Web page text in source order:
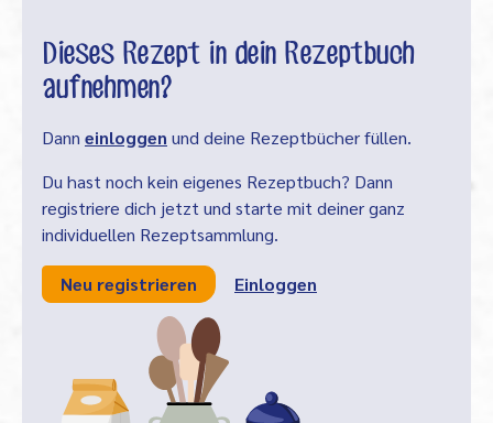
Dieses Rezept in dein Rezeptbuch
aufnehmen?
Dann einloggen und deine Rezeptbücher füllen.
Du hast noch kein eigenes Rezeptbuch? Dann
registriere dich jetzt und starte mit deiner ganz
individuellen Rezeptsammlung.
Neu registrieren Einloggen